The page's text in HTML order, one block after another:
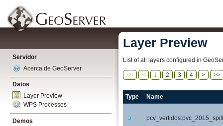
Servidor
Acerca de GeoServer
Datos
Layer Preview
WPS Processes
Demos
Layer Preview
List of all layers configured in
<< < 1 2 3 4 > >>
Type Name